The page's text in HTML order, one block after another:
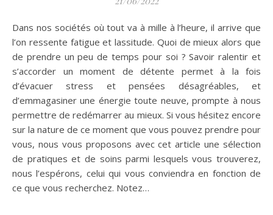
Dans nos sociétés où tout va à mille à l’heure, il arrive que
l’on ressente fatigue et lassitude. Quoi de mieux alors que
de prendre un peu de temps pour soi ? Savoir ralentir et
s’accorder un moment de détente permet à la fois
d’évacuer stress et pensées désagréables, et
d’emmagasiner une énergie toute neuve, prompte à nous
permettre de redémarrer au mieux. Si vous hésitez encore
sur la nature de ce moment que vous pouvez prendre pour
vous, nous vous proposons avec cet article une sélection
de pratiques et de soins parmi lesquels vous trouverez,
nous l’espérons, celui qui vous conviendra en fonction de
ce que vous recherchez. Notez…